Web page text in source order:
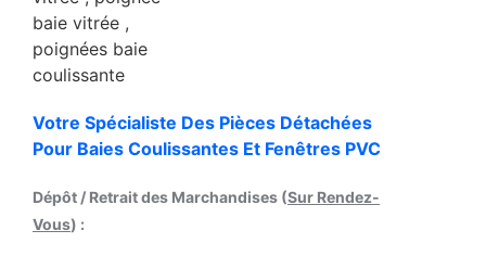
Votre Spécialiste Des Pièces Détachées
Pour Baies Coulissantes Et Fenêtres PVC
Dépôt / Retrait des Marchandises (Sur Rendez-
Vous) :